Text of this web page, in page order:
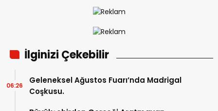
İlginizi Çekebilir
Geleneksel Ağustos Fuarı’nda Madrigal
Coşkusu.
06:26